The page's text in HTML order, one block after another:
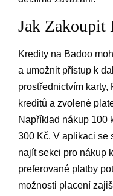
Jak Zakoupit
Kredity na Badoo
a umožnit přístup k
prostřednictvím
kreditů a zvolené
Například nákup 100
300 Kč. V aplikaci se
najít sekci pro nákup
preferované platby
možnosti placení